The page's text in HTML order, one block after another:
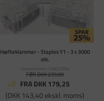
Hæfteklammer - Staples Y1 - 3 x 3000
stk.
Varenummer: CAN22994
FØR DKK 239,00
FRA DKK 179,25
(DKK 143,40 ekskl. moms)